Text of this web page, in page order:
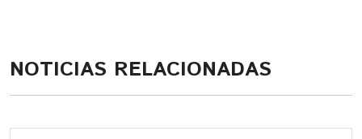
NOTICIAS RELACIONADAS